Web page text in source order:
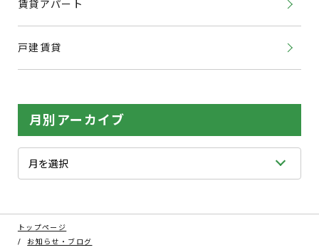
賃貸アパート
戸建賃貸
月別アーカイブ
トップページ
お知らせ・ブログ